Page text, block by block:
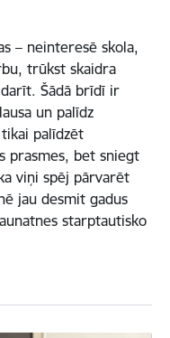
– neinteresē skola,
trūkst skaidra
Šādā brīdī ir
un palīdz
palīdzēt
prasmes, bet sniegt
viņi spēj pārvarēt
jau desmit gadus
starptautisko